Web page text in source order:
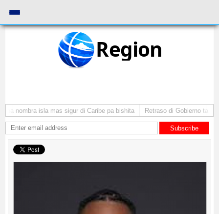
Region
nombra isla mas sigur di Caribe pa bishita Retraso di Gobierno ta
Subscribe